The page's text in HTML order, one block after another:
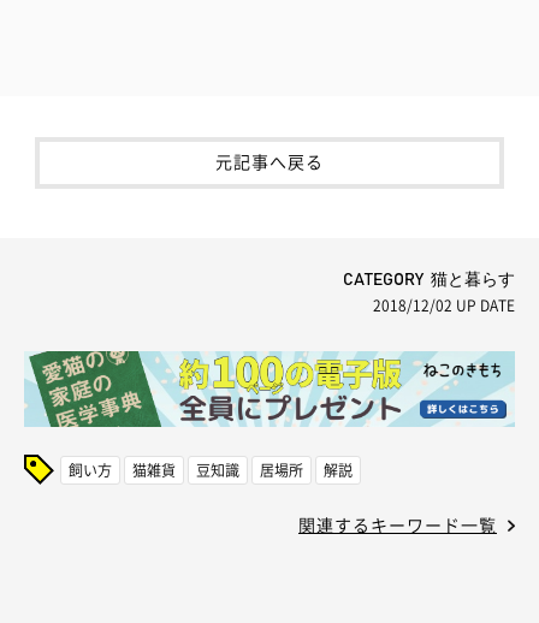
元記事へ戻る
CATEGORY 猫と暮らす
2018/12/02 UP DATE
飼い方 猫雑貨 豆知識 居場所 解説
関連するキーワード一覧